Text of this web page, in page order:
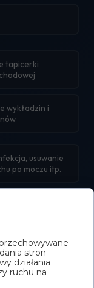
stron
działania
ruchu na